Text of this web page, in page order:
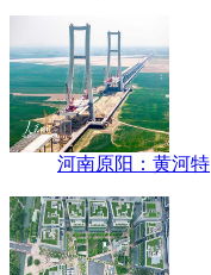
河南原阳：黄河特